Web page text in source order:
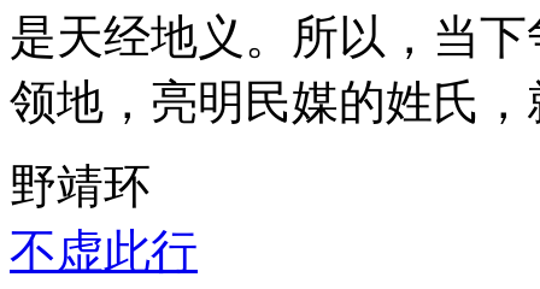
是天经地义。所以，当
领地，亮明民媒的姓氏
野靖环
不虚此行